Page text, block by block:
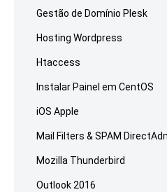
Gestão de Domínio Plesk
Hosting Wordpress
Htaccess
Instalar Painel em CentOS
iOS Apple
Mail Filters & SPAM
Mozilla Thunderbird
Outlook 2016